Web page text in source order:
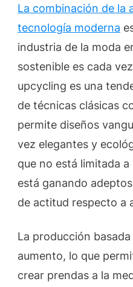
La combinación de la
tecnología moderna
industria de la moda
sostenible es cada
upcycling es una
de técnicas clásicas
permite diseños
vez elegantes y
que no está limitada
está ganando
de actitud respecto a
La producción
aumento, lo que
crear prendas a la